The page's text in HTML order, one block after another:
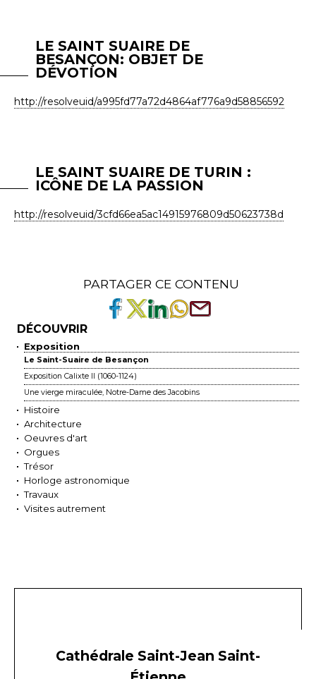
LE SAINT SUAIRE DE
BESANÇON: OBJET DE
DÉVOTION
http://resolveuid/a995fd77a72d4864af776a9d58856592
LE SAINT SUAIRE DE TURIN :
ICÔNE DE LA PASSION
http://resolveuid/3cfd66ea5ac14915976809d50623738d
PARTAGER CE CONTENU
DÉCOUVRIR
Exposition
Le Saint-Suaire de Besançon
Exposition Calixte II (1060-1124)
Une vierge miraculée, Notre-Dame des Jacobins
Histoire
Architecture
Oeuvres d'art
Orgues
Trésor
Horloge astronomique
Travaux
Visites autrement
Cathédrale Saint-Jean Saint-